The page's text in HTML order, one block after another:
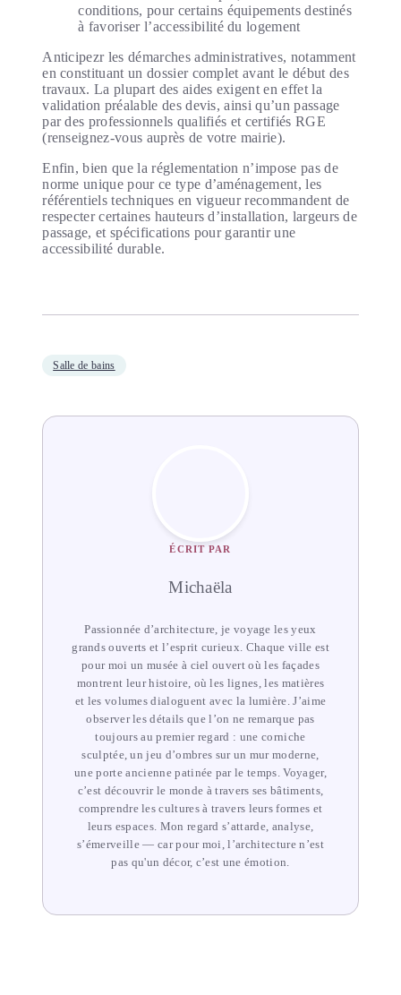
conditions, pour certains équipements destinés
à favoriser l’accessibilité du logement
Anticipezr les démarches administratives, notamment
en constituant un dossier complet avant le début des
travaux. La plupart des aides exigent en effet la
validation préalable des devis, ainsi qu’un passage
par des professionnels qualifiés et certifiés RGE
(renseignez-vous auprès de votre mairie).
Enfin, bien que la réglementation n’impose pas de
norme unique pour ce type d’aménagement, les
référentiels techniques en vigueur recommandent de
respecter certaines hauteurs d’installation, largeurs de
passage, et spécifications pour garantir une
accessibilité durable.
Salle de bains
ÉCRIT PAR
Michaëla
Passionnée d’architecture, je voyage les yeux
grands ouverts et l’esprit curieux. Chaque ville est
pour moi un musée à ciel ouvert où les façades
montrent leur histoire, où les lignes, les matières
et les volumes dialoguent avec la lumière. J’aime
observer les détails que l’on ne remarque pas
toujours au premier regard : une corniche
sculptée, un jeu d’ombres sur un mur moderne,
une porte ancienne patinée par le temps. Voyager,
c’est découvrir le monde à travers ses bâtiments,
comprendre les cultures à travers leurs formes et
leurs espaces. Mon regard s’attarde, analyse,
s’émerveille — car pour moi, l’architecture n’est
pas qu'un décor, c’est une émotion.